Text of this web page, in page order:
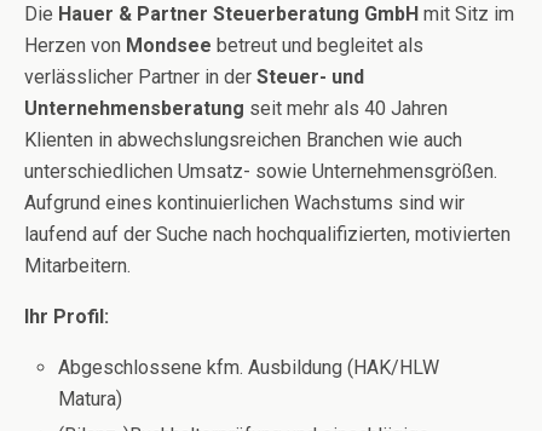
Die Hauer & Partner Steuerberatung GmbH mit Sitz im
Herzen von Mondsee betreut und begleitet als
verlässlicher Partner in der Steuer- und
Unternehmensberatung seit mehr als 40 Jahren
Klienten in abwechslungsreichen Branchen wie auch
unterschiedlichen Umsatz- sowie Unternehmensgrößen.
Aufgrund eines kontinuierlichen Wachstums sind wir
laufend auf der Suche nach hochqualifizierten, motivierten
Mitarbeitern.
Ihr Profil:
Abgeschlossene kfm. Ausbildung (HAK/HLW
Matura)